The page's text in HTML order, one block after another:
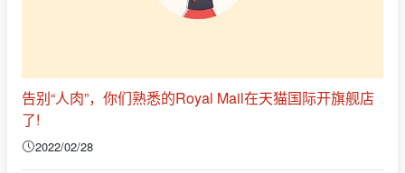
告别“人肉”，你们熟悉的Royal Mail在天猫国际开旗舰店
了!
2022/02/28